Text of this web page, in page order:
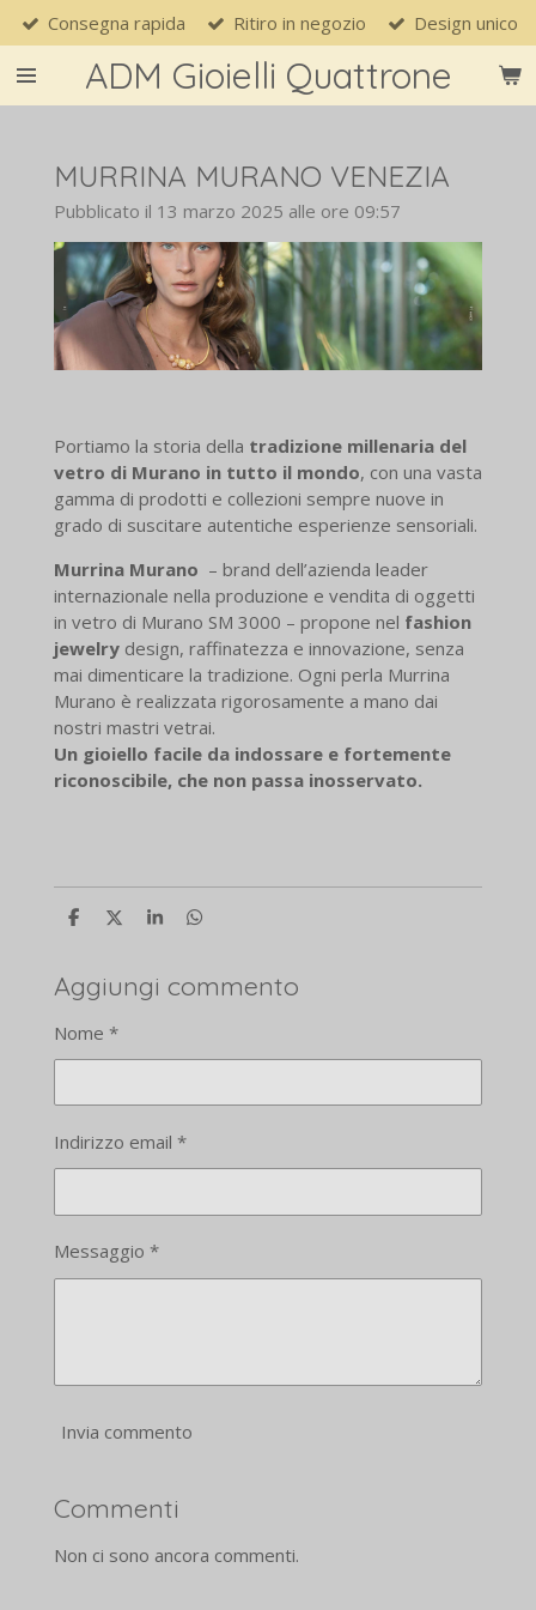
Vai
al
contenuto
principale
ADM Gioielli Quattrone
Consegna rapida Ritiro in negozio Design unico
MURRINA MURANO VENEZIA
Pubblicato il 13 marzo 2025 alle ore 09:57
Portiamo la storia della tradizione millenaria del
vetro di Murano in tutto il mondo, con una vasta
gamma di prodotti e collezioni sempre nuove in
grado di suscitare autentiche esperienze sensoriali.
Murrina Murano – brand dell’azienda leader
internazionale nella produzione e vendita di oggetti
in vetro di Murano SM 3000 – propone nel fashion
jewelry design, raffinatezza e innovazione, senza
mai dimenticare la tradizione. Ogni perla Murrina
Murano è realizzata rigorosamente a mano dai
nostri mastri vetrai.
Un gioiello facile da indossare e fortemente
riconoscibile, che non passa inosservato.
C
d
i
i
i
C
d
i
i
i
C
d
i
i
C
d
i
i
Aggiungi commento
Nome *
Indirizzo email *
Messaggio *
Invia commento
Commenti
Non ci sono ancora commenti.